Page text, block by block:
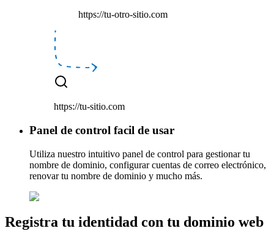
https://tu-otro-sitio.com
https://tu-sitio.com
Panel de control facil de usar
Utiliza nuestro intuitivo panel de control para gestionar tu
nombre de dominio, configurar cuentas de correo electrónico,
renovar tu nombre de dominio y mucho más.
Registra tu identidad con tu dominio web